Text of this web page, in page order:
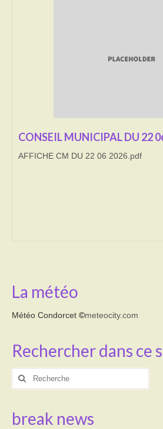
Démarches administratives
Service des eaux
Correspondants de presse
LE BRULAGE DES VEGETAUX
DECHETS VERTS
CONSEIL MUNICIPAL DU 22
AFFICHE CM DU 22 06 2026.pdf
La météo
Météo Condorcet ©meteocity.com
Rechercher dans ce
Rechercher
break news